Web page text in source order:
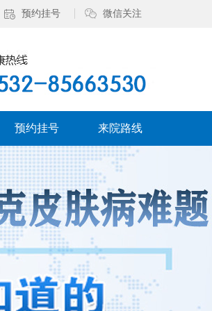
预约挂号 微信关注
预约挂号 来院路线